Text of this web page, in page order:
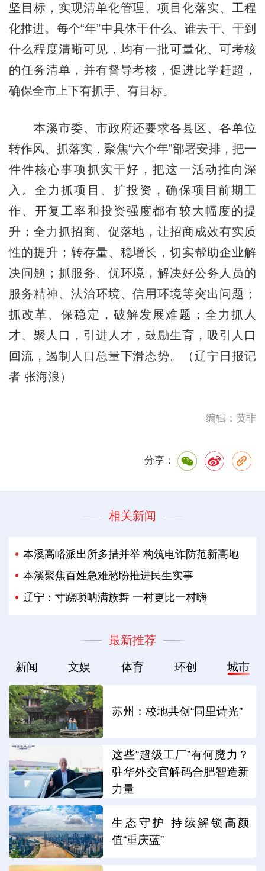
坚目标，实现清单化管理、项目化落实、工程
化推进。每个“年”中具体干什么、谁去干、干到
什么程度清晰可见，均有一批可量化、可考核
的任务清单，并有督导考核，促进比学赶超，
确保全市上下有抓手、有目标。
本溪市委、市政府还要求各县区、各单位
转作风、抓落实，聚焦“六个年”部署安排，把一
件件核心事项抓实干好，把这一活动推向深
入。全力抓项目、扩投资，确保项目前期工
作、开复工率和投资强度都有较大幅度的提
升；全力抓招商、促落地，让招商成效有实质
性的提升；转存量、稳增长，切实帮助企业解
决问题；抓服务、优环境，解决好公务人员的
服务精神、法治环境、信用环境等突出问题；
抓改革、保稳定，破解发展难题；全力抓人
才、聚人口，引进人才，鼓励生育，吸引人口
回流，遏制人口总量下滑态势。（辽宁日报记
者 张海浪）
编辑：黄非
分享：
相关新闻
本溪高峪派出所多措并举 构筑电诈防范新高地
本溪聚焦百姓急难愁盼推进民生实事
辽宁：寸跷唢呐满族舞 一村更比一村嗨
最新推荐
新闻 文娱 体育 环创 城市
苏州：校地共创“同里诗光”
这些“超级工厂”有何魔力？
驻华外交官解码合肥智造新
力量
生态守护 持续解锁高颜
值“重庆蓝”